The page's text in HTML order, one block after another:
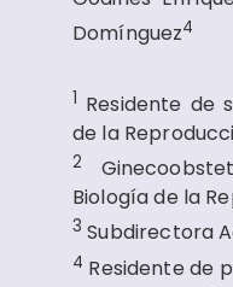
Domínguez4
1 Residente de
de la
2
Biología de la
3Subdirectora
4 Residente de